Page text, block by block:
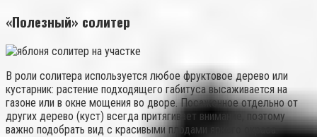
«Полезный» солитер
В роли солитера используется любое фруктовое дерево или
кустарник: растение подходящего габитуса высаживается на
газоне или в окне мощения во дворе. Посаженное отдельно от
других дерево (куст) всегда притягивает внимание, поэтому
важно подобрать вид с красивыми плодами яркого окраса.